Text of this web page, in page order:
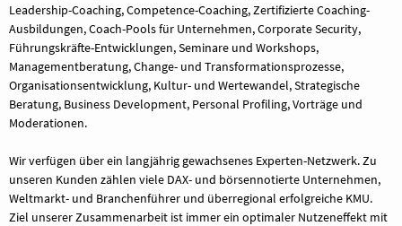
Leadership-Coaching, Competence-Coaching, Zertifizierte Coaching-
Ausbildungen, Coach-Pools für Unternehmen, Corporate Security,
Führungskräfte-Entwicklungen, Seminare und Workshops,
Managementberatung, Change- und Transformationsprozesse,
Organisationsentwicklung, Kultur- und Wertewandel, Strategische
Beratung, Business Development, Personal Profiling, Vorträge und
Moderationen.
Wir verfügen über ein langjährig gewachsenes Experten-Netzwerk. Zu
unseren Kunden zählen viele DAX- und börsennotierte Unternehmen,
Weltmarkt- und Branchenführer und überregional erfolgreiche KMU.
Ziel unserer Zusammenarbeit ist immer ein optimaler Nutzeneffekt mit